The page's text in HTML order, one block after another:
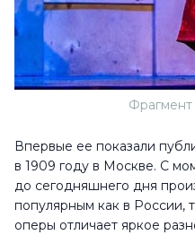
Фрагмент
Впервые ее показали
в 1909 году в Москве. С
до сегодняшнего дня
популярным как в
оперы отличает яркое